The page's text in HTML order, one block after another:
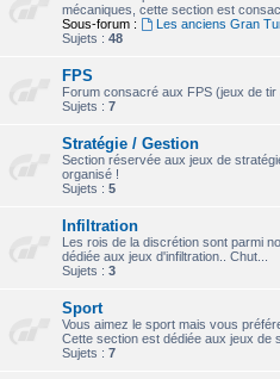
mécaniques, cette section est
Sous-forum :
Les anciens Gran
Sujets : 48
FPS
Forum consacré aux FPS (jeux de tir
Sujets : 7
Stratégie / Gestion
Section réservée aux jeux de
organisé !
Sujets : 5
Infiltration
Les rois de la discrétion sont parmi
dédiée aux jeux d'infiltration.. Chut...
Sujets : 3
Sport
Vous aimez le sport mais vous
Cette section est dédiée aux jeux de
Sujets : 7